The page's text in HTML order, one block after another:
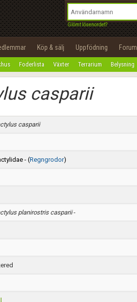
Glömt lösenordet?
Köp & sälj Uppfödning Forum
Foderlista Växter Terrarium Belysning
casparii
casparii
- (Regngrodor)
planirostris casparii-
Utför
100%
OK
Privacy Policy
Tillbaka till förstasidan